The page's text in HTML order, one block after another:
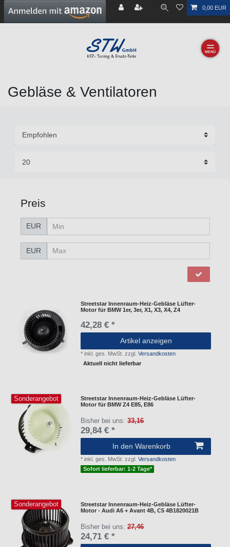
0,00 EUR
☰
Gebläse & Ventilatoren
Preis
EUR
EUR
Streetstar Innenraum-Heiz-Gebläse Lüfter-
Motor für BMW 1er, 3er, X1, X3, X4, Z4
42,28 € *
Artikel anzeigen
*inkl. ges. MwSt. zzgl.Versandkosten
Aktuell nicht lieferbar
Sonderangebot
Streetstar Innenraum-Heiz-Gebläse Lüfter-
Motor für BMW Z4 E85, E86
Bisher bei uns:33,16
29,84 € *
In den Warenkorb
*inkl. ges. MwSt. zzgl.Versandkosten
Sofort lieferbar: 1-2 Tage*
Sonderangebot
Streetstar Innenraum-Heiz-Gebläse Lüfter-
Motor - Audi A6 + Avant 4B, C5 4B1820021B
Bisher bei uns:27,46
24,71 € *